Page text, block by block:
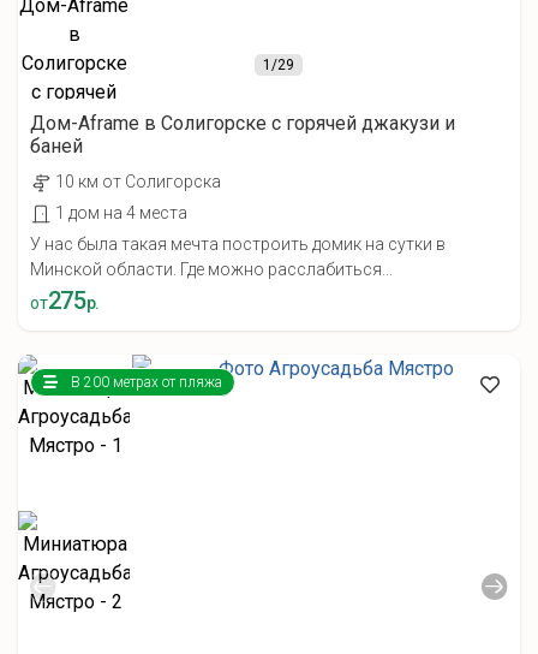
1/29
Дом-Aframe в Солигорске с горячей джакузи и
баней
10 км от Солигорска
1 дом на 4 места
У нас была такая мечта построить домик на сутки в
Минской области. Где можно расслабиться...
от275р.
В 200 метрах от пляжа